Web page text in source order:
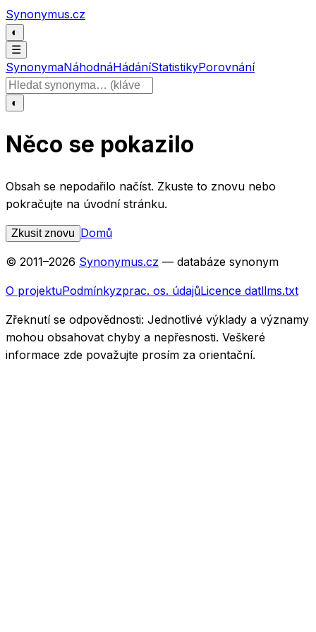
Přeskočit na obsah
Synonymus.cz
◐
☰
SynonymaNáhodnáHádáníStatistikyPorovnání
Hledat slovo
◐
Něco se pokazilo
Obsah se nepodařilo načíst. Zkuste to znovu nebo
pokračujte na úvodní stránku.
Zkusit znovu Domů
© 2011–2026 Synonymus.cz — databáze synonym
O projektuPodmínkyzprac. os. údajůLicence datllms.txt
Zřeknutí se odpovědnosti: Jednotlivé výklady a významy
mohou obsahovat chyby a nepřesnosti. Veškeré
informace zde považujte prosím za orientační.